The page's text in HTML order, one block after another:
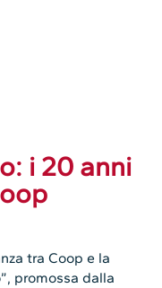
i 20 anni
tra Coop e la
promossa dalla